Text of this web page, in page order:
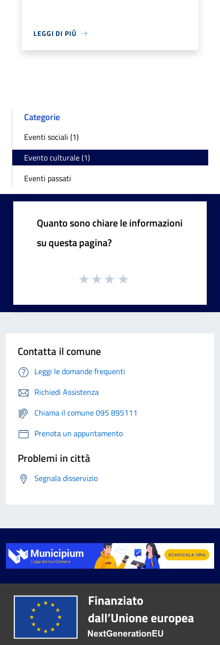
LEGGI DI PIÙ
Categorie
Eventi sociali (1)
Evento culturale (1)
Eventi passati
Quanto sono chiare le informazioni
su questa pagina?
Contatta il comune
Leggi le domande frequenti
Richiedi Assistenza
Chiama il comune 095 895111
Prenota un appuntamento
Problemi in città
Segnala disservizio